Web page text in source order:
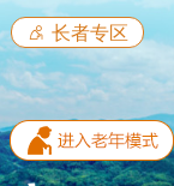
长者专区